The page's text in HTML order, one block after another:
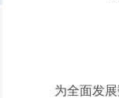
为全面发